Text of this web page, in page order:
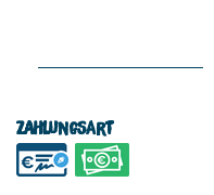
Zahlungsart